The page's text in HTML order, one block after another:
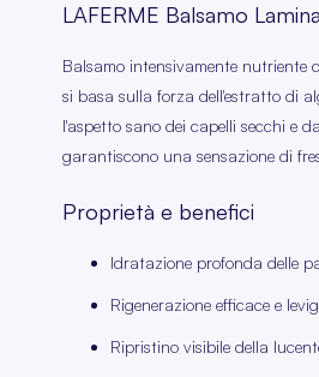
LAFERME Balsamo
Balsamo intensivamente nutriente
si basa sulla forza dell'estratto di
l'aspetto sano dei capelli secchi e
garantiscono una sensazione di
Proprietà e benefici
Idratazione profonda delle
Rigenerazione efficace e
Ripristino visibile della